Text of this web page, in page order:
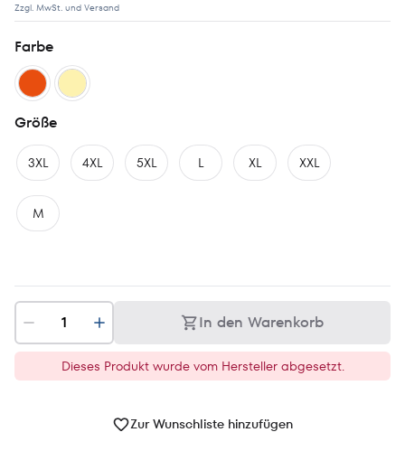
Zzgl. MwSt. und Versand
Farbe
Größe
3XL 4XL 5XL L XL XXL
M
In den Warenkorb
Dieses Produkt wurde vom Hersteller abgesetzt.
Zur Wunschliste hinzufügen